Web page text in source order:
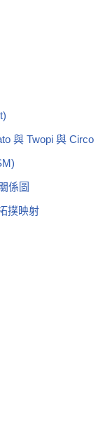
與 Twopi 與 Circo
係圖
撲映射